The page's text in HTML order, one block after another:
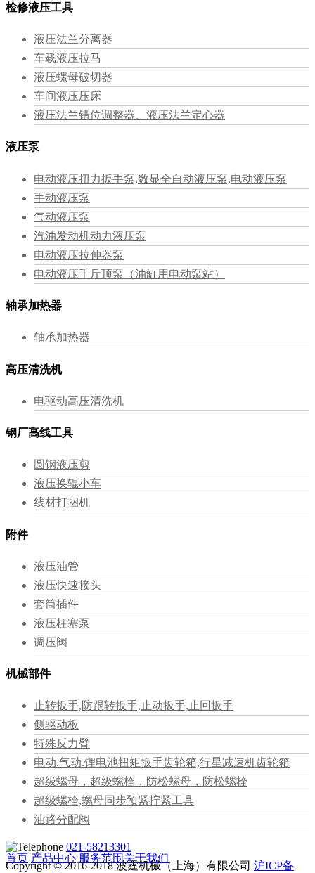
检修液压工具
液压法兰分离器
车载液压拉马
液压螺母破切器
车间液压压床
液压法兰错位调整器、液压法兰定心器
液压泵
电动液压扭力扳手泵,数显全自动液压泵,电动液压泵
手动液压泵
气动液压泵
汽油发动机动力液压泵
电动液压拉伸器泵
电动液压千斤顶泵（油缸用电动泵站）
轴承加热器
轴承加热器
高压清洗机
电驱动高压清洗机
钢厂高线工具
圆钢液压剪
液压换辊小车
线材打捆机
附件
液压油管
液压快速接头
套筒插件
液压柱塞泵
调压阀
机械部件
止转扳手,防跟转扳手,止动扳手,止回扳手
侧驱动板
特殊反力臂
电动.气动.锂电池扭矩扳手齿轮箱,行星减速机齿轮箱
超级螺母，超级螺栓，防松螺母，防松螺栓
超级螺栓,螺母同步预紧拧紧工具
油路分配阀
021-58213301
首页 产品中心 服务范围关于我们
Copyright © 2016-2018 波霆机械（上海）有限公司 沪ICP备